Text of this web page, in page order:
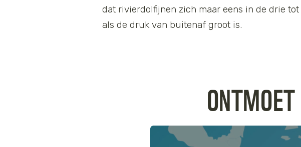
dat rivierdolfijnen zich maar eens in de drie
als de druk van buitenaf groot is.